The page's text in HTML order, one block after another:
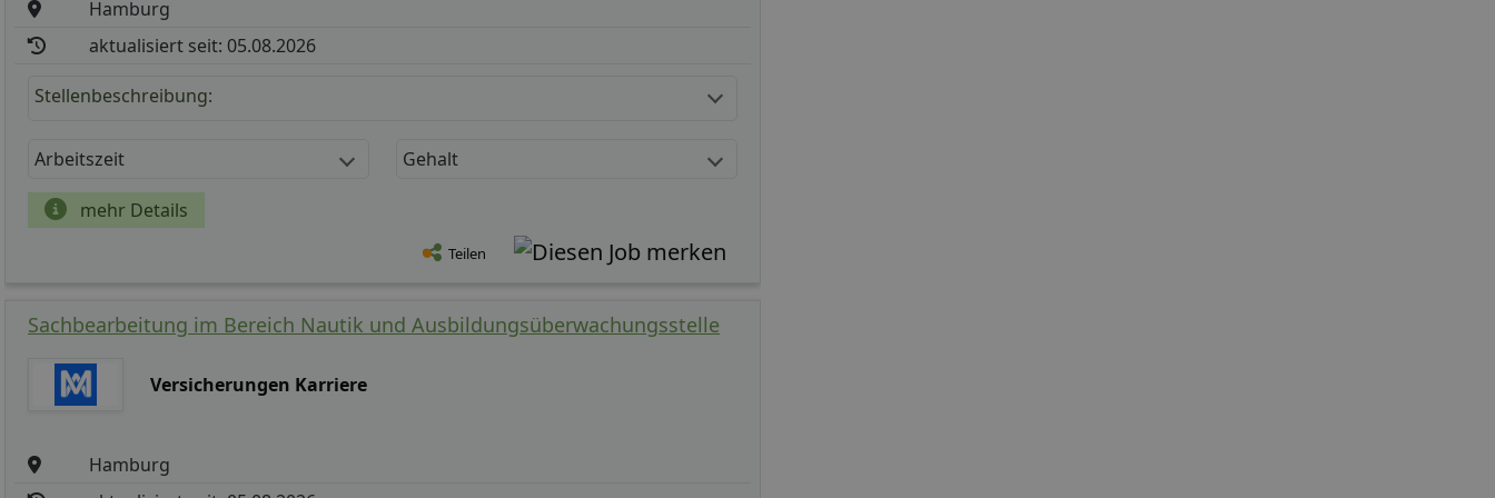
Hamburg
aktualisiert seit: 05.08.2026
Stellenbeschreibung:
Arbeitszeit Gehalt
mehr Details
Teilen
Sachbearbeitung im Bereich Nautik und Ausbildungsüberwachungsstelle
Versicherungen Karriere
Hamburg